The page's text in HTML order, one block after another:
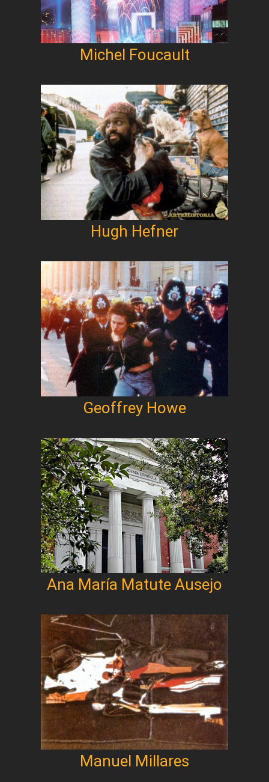
Michel Foucault
Hugh Hefner
Geoffrey Howe
Ana María Matute Ausejo
Manuel Millares